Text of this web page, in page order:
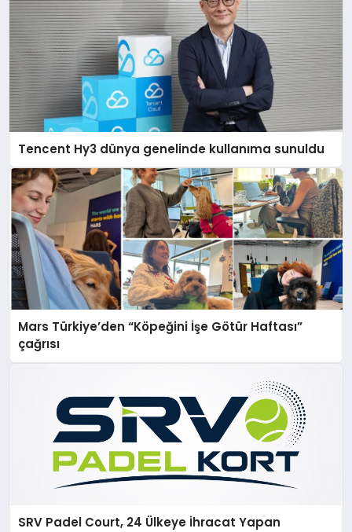
Tencent Hy3 dünya genelinde kullanıma sunuldu
Mars Türkiye’den “Köpeğini İşe Götür Haftası”
çağrısı
SRV Padel Court, 24 Ülkeye İhracat Yapan